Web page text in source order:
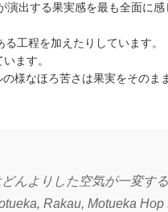
出する果実感を最も全面に
工程を加えたりしています。
ます。
様なほろ苦さは果実をそのま
んよりした空気が一変す
Rakau, Motueka Hop